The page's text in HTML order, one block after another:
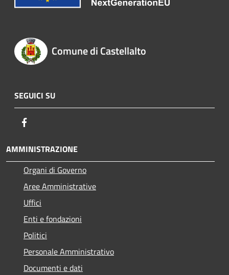
Comune di Castellalto
SEGUICI SU
AMMINISTRAZIONE
Organi di Governo
Aree Amministrative
Uffici
Enti e fondazioni
Politici
Personale Amministrativo
Documenti e dati